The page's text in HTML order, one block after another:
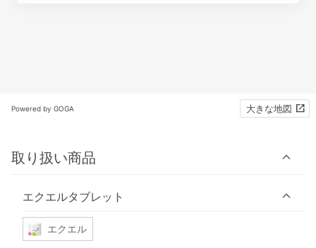
Powered by GOGA 大きな地図
取り扱い商品
エクエルタブレット
エクエル